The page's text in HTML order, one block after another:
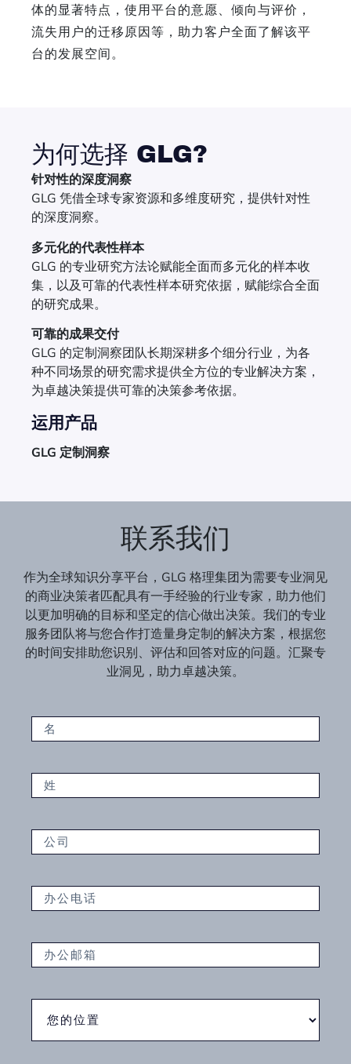
体的显著特点，使用平台的意愿、倾向与评价，
流失用户的迁移原因等，助力客户全面了解该平
台的发展空间。
为何选择 GLG?
针对性的深度洞察
GLG 凭借全球专家资源和多维度研究，提供针对性
的深度洞察。
多元化的代表性样本
GLG 的专业研究方法论赋能全面而多元化的样本收
集，以及可靠的代表性样本研究依据，赋能综合全面
的研究成果。
可靠的成果交付
GLG 的定制洞察团队长期深耕多个细分行业，为各
种不同场景的研究需求提供全方位的专业解决方案，
为卓越决策提供可靠的决策参考依据。
运用产品
GLG 定制洞察
联系我们
作为全球知识分享平台，GLG 格理集团为需要专业洞见
的商业决策者匹配具有一手经验的行业专家，助力他们
以更加明确的目标和坚定的信心做出决策。我们的专业
服务团队将与您合作打造量身定制的解决方案，根据您
的时间安排助您识别、评估和回答对应的问题。汇聚专
业洞见，助力卓越决策。